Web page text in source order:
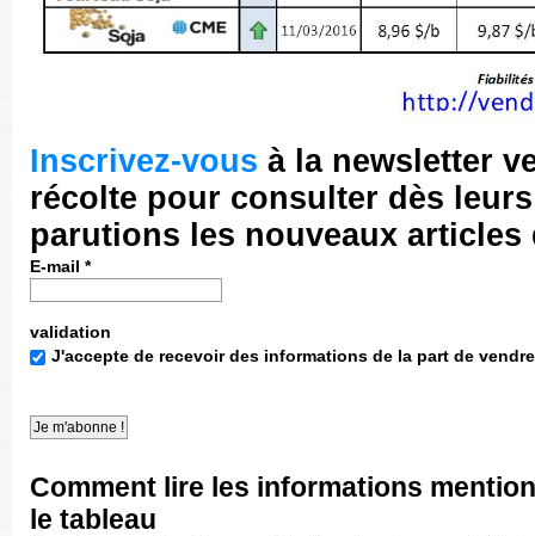
Inscrivez-vous à la newsletter
récolte pour consulter dès leurs
parutions les nouveaux articles
E-mail *
validation
J'accepte de recevoir des informations de la part de
Comment lire les informations
le tableau